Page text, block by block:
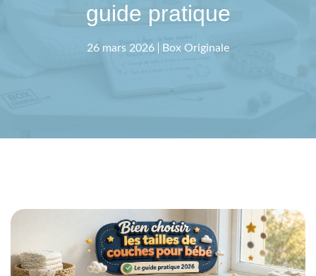
guide pratique
26 mars 2026 Box Originale